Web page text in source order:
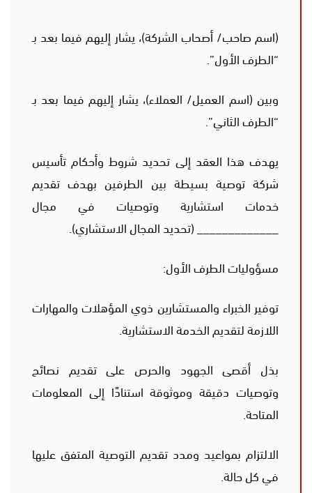
(اسم صاحب/ أصحاب الشركة)، يشار إليهم فيما بعد بـ
“الطرف الأول”.
وبين (اسم العميل/ العملاء)، يشار إليهم فيما بعد بـ
“الطرف الثاني”.
يهدف هذا العقد إلى تحديد شروط وأحكام تأسيس
شركة توصية بسيطة بين الطرفين بهدف تقديم
خدمات استشارية وتوصيات في مجال
_____________ (تحديد المجال الاستشاري).
مسؤوليات الطرف الأول:
توفير الخبراء والمستشارين ذوي المؤهلات والمهارات
اللازمة لتقديم الخدمة الاستشارية.
بذل أقصى الجهود والحرص على تقديم نصائح
وتوصيات دقيقة وموثوقة استنادًا إلى المعلومات
المتاحة.
الالتزام بمواعيد ومدد تقديم التوصية المتفق عليها
في كل حالة.